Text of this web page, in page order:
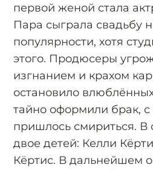
первой женой стала
Пара сыграла свадьбу
популярности, хотя
этого. Продюсеры
изгнанием и крахом
остановило
тайно оформили брак,
пришлось смириться. В
двое детей: Келли
Кёртис. В дальнейшем